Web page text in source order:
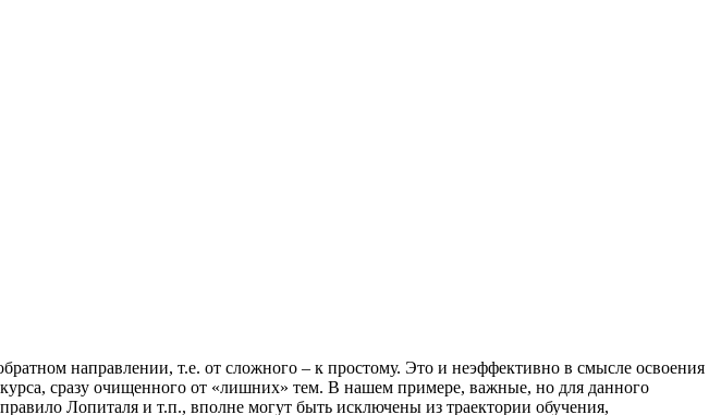
направлении, т.е. от сложного – к простому. Это и неэффективно в смысле освоения
сразу очищенного от «лишних» тем. В нашем примере, важные, но для данного
Лопиталя и т.п., вполне могут быть исключены из траектории обучения,